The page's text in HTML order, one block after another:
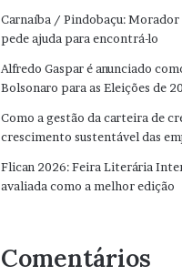
Carnaíba / Pindobaçu: Morador
pede ajuda para encontrá-lo
Alfredo Gaspar é anunciado
Bolsonaro para as Eleições de
Como a gestão da carteira de
crescimento sustentável das
Flican 2026: Feira Literária
avaliada como a melhor edição
Comentários